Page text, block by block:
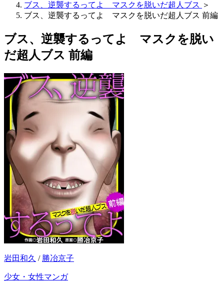
ブス、逆襲するってよ マスクを脱いだ超人ブス ＞
ブス、逆襲するってよ マスクを脱いだ超人ブス 前編
ブス、逆襲するってよ マスクを脱い
だ超人ブス 前編
岩田和久 / 勝冶京子
少女・女性マンガ